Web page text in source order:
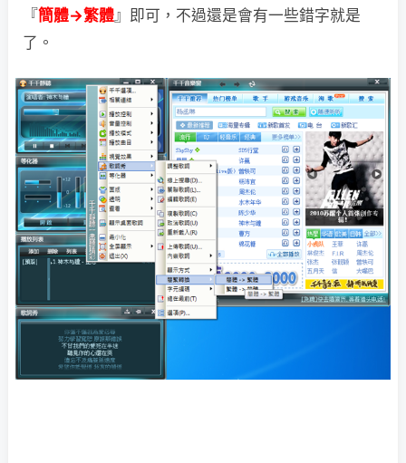
『簡體→繁體』即可，不過還是會有一些錯字就是
了。